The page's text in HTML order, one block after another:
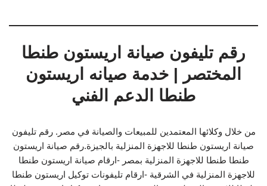
رقم تليفون صيانة اريستون طنطا
المختصر | خدمة صيانه اريستون
طنطا الدعم الفني
من خلال وكلائها المعتمدين للمبيعات والصيانة في مصر. رقم تليفون
صيانة اريستون طنطا للاجهزة المنزلية بالجيزة.رقم صيانة اريستون
طنطا طنطا للاجهزة المنزلية بمصر -ارقام صيانة اريستون طنطا
للاجهزة المنزلية في الشرقية -ارقام تليفونات توكيل اريستون طنطا